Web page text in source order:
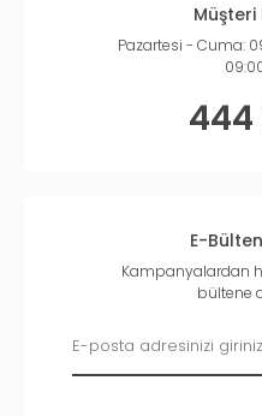
Müşteri
Pazartesi - Cuma:
444
E-
Kampanyalardan
bültene